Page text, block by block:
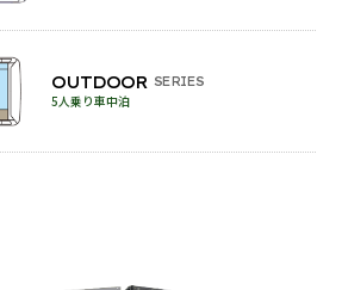
OUTDOOR SERIES
5人乗り車中泊